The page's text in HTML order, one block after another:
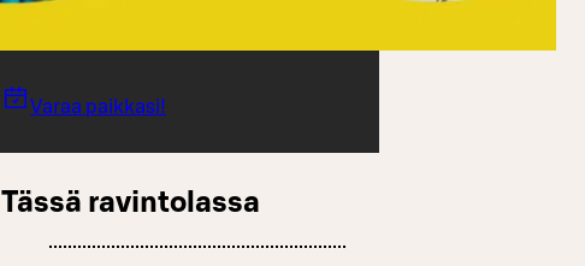
Varaa paikkasi!
Tässä ravintolassa